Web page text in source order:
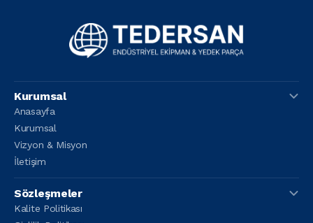
Kurumsal
Anasayfa
Kurumsal
Vizyon & Misyon
İletişim
Sözleşmeler
Kalite Politikası